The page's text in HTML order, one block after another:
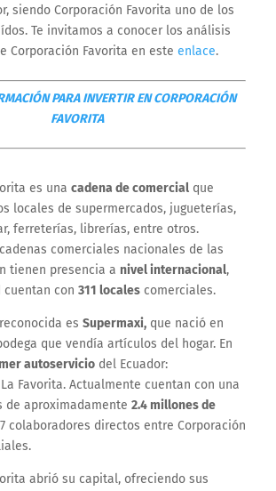
siendo Corporación Favorita uno de los
Te invitamos a conocer los análisis
Corporación Favorita en este enlace.
PARA INVERTIR EN CORPORACIÓN
FAVORITA
es una cadena de comercialque
locales de supermercados, jugueterías,
ferreterías, librerías, entre otros.
comerciales nacionales de las
tienen presencia a nivel internacional,
con 311 localescomerciales.
es Supermaxi,que nació en
que vendía artículos del hogar. En
autoserviciodel Ecuador:
Favorita. Actualmente cuentan con una
de aproximadamente 2.4 millones de
colaboradores directos entre Corporación
abrió su capital, ofreciendo sus